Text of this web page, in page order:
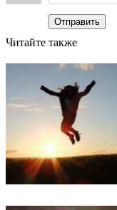
Отправить
Читайте также